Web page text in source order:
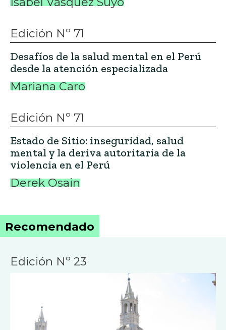
Edición Nº 71
Desafíos de la salud mental en el Perú
desde la atención especializada
Mariana Caro
Edición Nº 71
Estado de Sitio: inseguridad, salud
mental y la deriva autoritaria de la
violencia en el Perú
Derek Osain
Recomendado
Edición Nº 23